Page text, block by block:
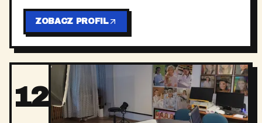
ZOBACZ PROFIL
12